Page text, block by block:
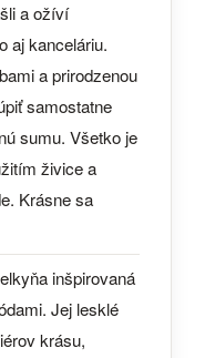
a ožíví
aj kanceláriu.
a prirodzenou
samostatne
sumu. Všetko je
živice a
Krásne sa
inšpirovaná
Jej lesklé
krásu,